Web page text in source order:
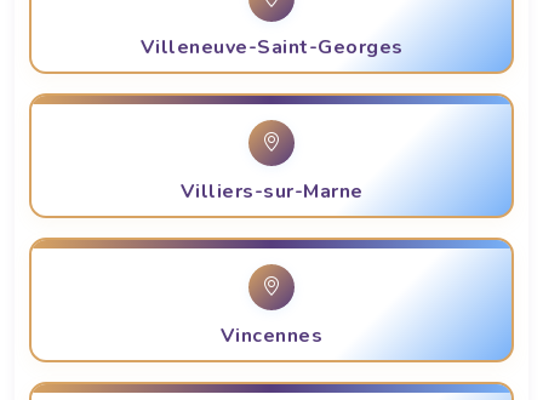
Villeneuve-Saint-Georges
Villiers-sur-Marne
Vincennes